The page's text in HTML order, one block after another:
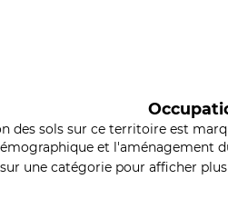
des sols sur ce territoire est
et l'aménagement
une catégorie pour afficher